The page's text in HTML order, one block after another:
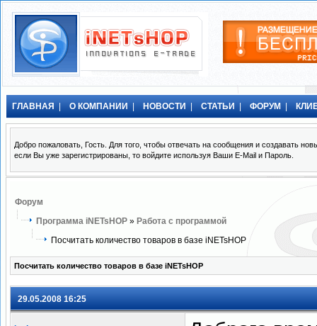
ГЛАВНАЯ О КОМПАНИИ НОВОСТИ СТАТЬИ ФОРУМ
Добро пожаловать, Гость. Для того, чтобы отвечать на сообщения и создавать
если Вы уже зарегистрированы, то войдите используя Ваши E-Mail и Пароль.
Форум
Программа iNETsHOP » Работа с программой
Посчитать количество товаров в базе iNETsHOP
Посчитать количество товаров в базе iNETsHOP
29.05.2008 16:25